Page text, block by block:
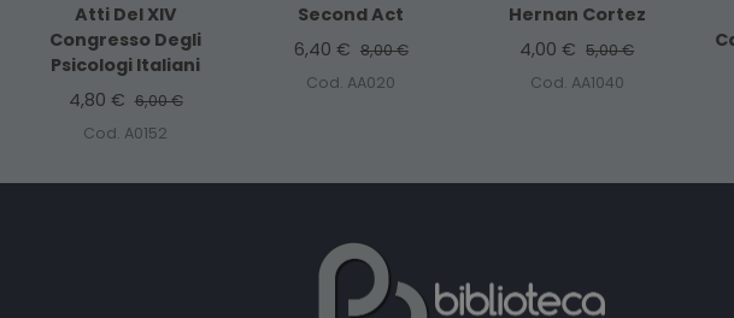
Atti Del XIV
Congresso Degli
Psicologi Italiani
4,80 € 6,00 €
Cod. A0152
Second Act
6,40 € 8,00 €
Cod. AA020
Hernan Cortez
4,00 € 5,00 €
Cod. AA1040